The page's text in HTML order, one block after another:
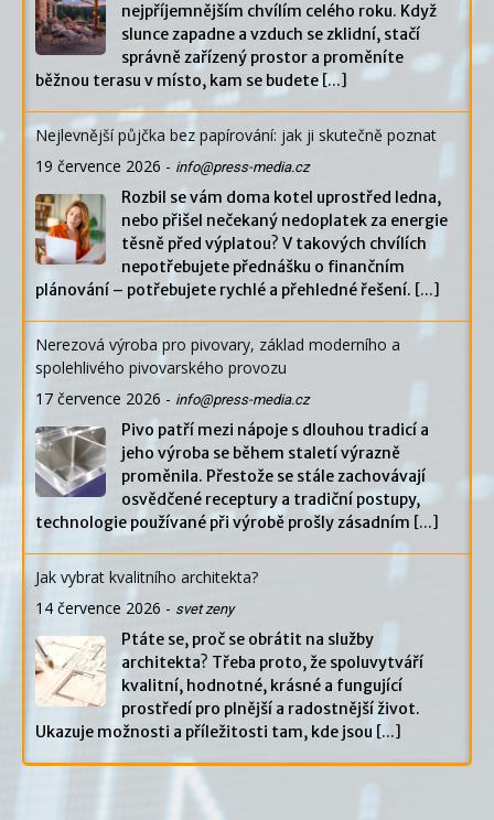
nejpříjemnějším chvílím celého roku. Když
slunce zapadne a vzduch se zklidní, stačí
správně zařízený prostor a proměníte
běžnou terasu v místo, kam se budete [...]
Nejlevnější půjčka bez papírování: jak ji skutečně poznat
19 července 2026 - info@press-media.cz
Rozbil se vám doma kotel uprostřed ledna,
nebo přišel nečekaný nedoplatek za energie
těsně před výplatou? V takových chvílích
nepotřebujete přednášku o finančním
plánování – potřebujete rychlé a přehledné řešení. [...]
Nerezová výroba pro pivovary, základ moderního a
spolehlivého pivovarského provozu
17 července 2026 - info@press-media.cz
Pivo patří mezi nápoje s dlouhou tradicí a
jeho výroba se během staletí výrazně
proměnila. Přestože se stále zachovávají
osvědčené receptury a tradiční postupy,
technologie používané při výrobě prošly zásadním [...]
Jak vybrat kvalitního architekta?
14 července 2026 - svet zeny
Ptáte se, proč se obrátit na služby
architekta? Třeba proto, že spoluvytváří
kvalitní, hodnotné, krásné a fungující
prostředí pro plnější a radostnější život.
Ukazuje možnosti a příležitosti tam, kde jsou [...]